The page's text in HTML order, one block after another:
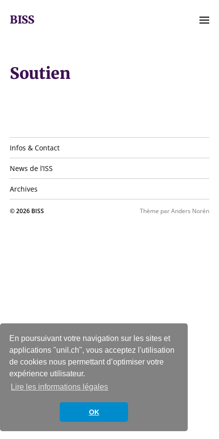
En poursuivant votre navigation sur les sites et
applications "unil.ch", vous acceptez l'utilisation
de cookies nous permettant d’optimiser votre
expérience utilisateur.
Lire les informations légales
OK
BISS
Infos & Contact
News de l’ISS
Archives
© 2026 BISS Thème parAnders Norén